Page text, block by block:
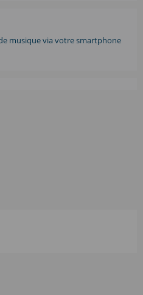
musique via votre smartphone